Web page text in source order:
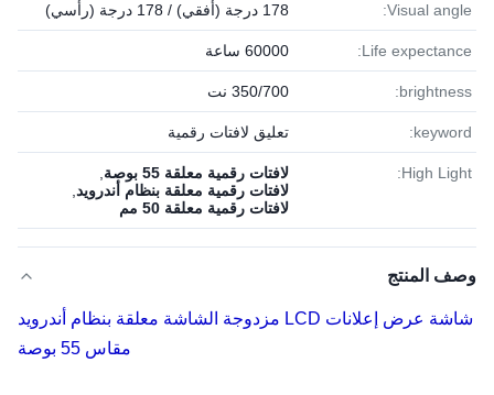
Visual angle: 178 درجة (أفقي) / 178 درجة (رأسي)
Life expectance: 60000 ساعة
brightness: 350/700 نت
keyword: تعليق لافتات رقمية
High Light: لافتات رقمية معلقة 55 بوصة
لافتات رقمية معلقة بنظام أندرويد
لافتات رقمية معلقة 50 مم
وصف المنتج
شاشة عرض إعلانات LCD مزدوجة الشاشة معلقة بنظام أندرويد
مقاس 55 بوصة